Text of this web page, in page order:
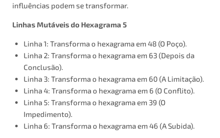
influências podem se transformar.
Linhas Mutáveis do Hexagrama 5
Linha 1: Transforma o hexagrama em 48 (O Poço).
Linha 2: Transforma o hexagrama em 63 (Depois da
Conclusão).
Linha 3: Transforma o hexagrama em 60 (A Limitação).
Linha 4: Transforma o hexagrama em 6 (O Conflito).
Linha 5: Transforma o hexagrama em 39 (O
Impedimento).
Linha 6: Transforma o hexagrama em 46 (A Subida).